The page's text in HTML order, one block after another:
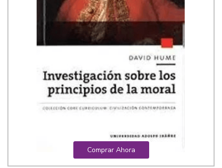
Comprar Ahora